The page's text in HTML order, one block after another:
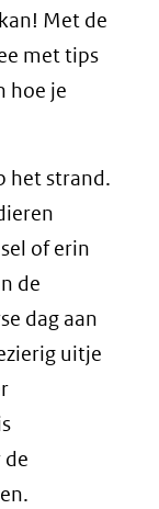
Met de
met tips
hoe je
het strand.
of erin
de
dag aan
uitje